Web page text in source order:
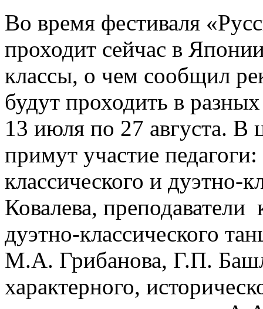
Во время фестиваля
проходит сейчас в
классы, о чем сообщил
будут проходить в
13 июля по 27 августа.
примут участие
классического и дуэтно-
Ковалева, преподаватели
дуэтно-классического
М.А. Грибанова, Г.П.
характерного,